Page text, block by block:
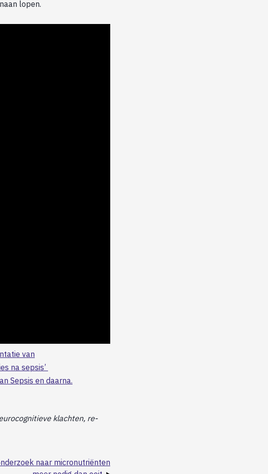
lopen.
van
na sepsis’
Sepsis en daarna.
klachten, re-
naar micronutriënten